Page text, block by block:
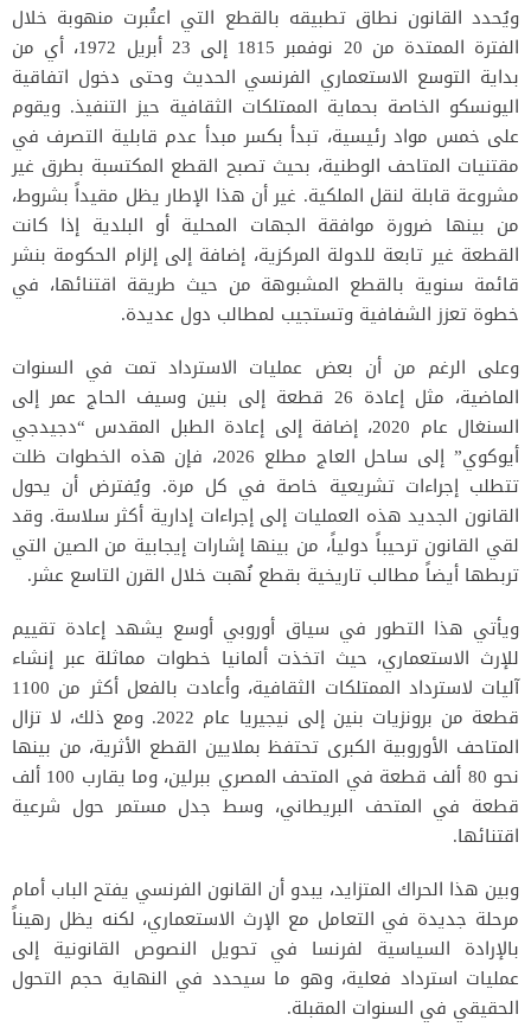
ويُحدد القانون نطاق تطبيقه بالقطع التي اعتُبرت منهوبة خلال
الفترة الممتدة من 20 نوفمبر 1815 إلى 23 أبريل 1972، أي من
بداية التوسع الاستعماري الفرنسي الحديث وحتى دخول اتفاقية
اليونسكو الخاصة بحماية الممتلكات الثقافية حيز التنفيذ. ويقوم
على خمس مواد رئيسية، تبدأ بكسر مبدأ عدم قابلية التصرف في
مقتنيات المتاحف الوطنية، بحيث تصبح القطع المكتسبة بطرق غير
مشروعة قابلة لنقل الملكية. غير أن هذا الإطار يظل مقيداً بشروط،
من بينها ضرورة موافقة الجهات المحلية أو البلدية إذا كانت
القطعة غير تابعة للدولة المركزية، إضافة إلى إلزام الحكومة بنشر
قائمة سنوية بالقطع المشبوهة من حيث طريقة اقتنائها، في
خطوة تعزز الشفافية وتستجيب لمطالب دول عديدة.
وعلى الرغم من أن بعض عمليات الاسترداد تمت في السنوات
الماضية، مثل إعادة 26 قطعة إلى بنين وسيف الحاج عمر إلى
السنغال عام 2020، إضافة إلى إعادة الطبل المقدس “دجيدجي
أيوكوي” إلى ساحل العاج مطلع 2026، فإن هذه الخطوات ظلت
تتطلب إجراءات تشريعية خاصة في كل مرة. ويُفترض أن يحول
القانون الجديد هذه العمليات إلى إجراءات إدارية أكثر سلاسة. وقد
لقي القانون ترحيباً دولياً، من بينها إشارات إيجابية من الصين التي
تربطها أيضاً مطالب تاريخية بقطع نُهبت خلال القرن التاسع عشر.
ويأتي هذا التطور في سياق أوروبي أوسع يشهد إعادة تقييم
للإرث الاستعماري، حيث اتخذت ألمانيا خطوات مماثلة عبر إنشاء
آليات لاسترداد الممتلكات الثقافية، وأعادت بالفعل أكثر من 1100
قطعة من برونزيات بنين إلى نيجيريا عام 2022. ومع ذلك، لا تزال
المتاحف الأوروبية الكبرى تحتفظ بملايين القطع الأثرية، من بينها
نحو 80 ألف قطعة في المتحف المصري ببرلين، وما يقارب 100 ألف
قطعة في المتحف البريطاني، وسط جدل مستمر حول شرعية
اقتنائها.
وبين هذا الحراك المتزايد، يبدو أن القانون الفرنسي يفتح الباب أمام
مرحلة جديدة في التعامل مع الإرث الاستعماري، لكنه يظل رهيناً
بالإرادة السياسية لفرنسا في تحويل النصوص القانونية إلى
عمليات استرداد فعلية، وهو ما سيحدد في النهاية حجم التحول
الحقيقي في السنوات المقبلة.